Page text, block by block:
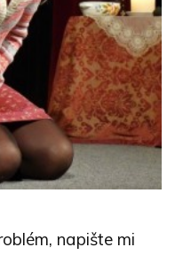
napište mi